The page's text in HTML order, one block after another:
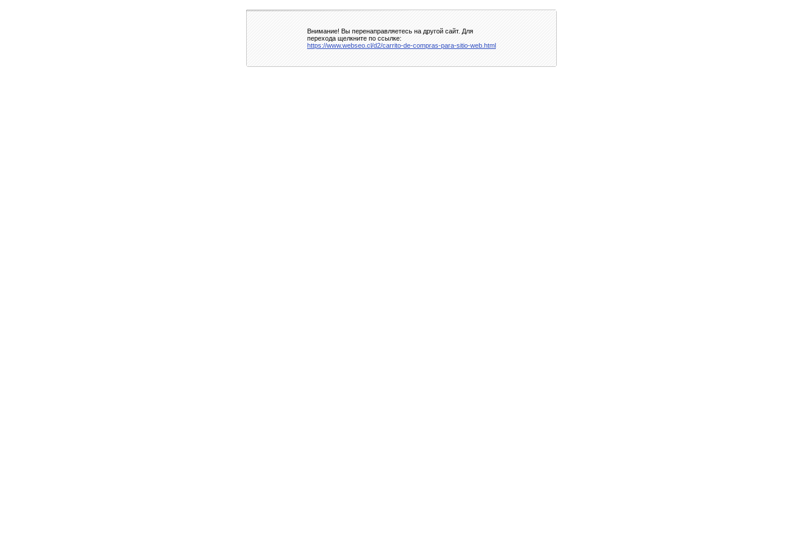
Внимание! Вы перенаправляетесь на другой сайт. Для
перехода щелкните по ссылке:
https://www.webseo.cl/d2/carrito-de-compras-para-sitio-web.html